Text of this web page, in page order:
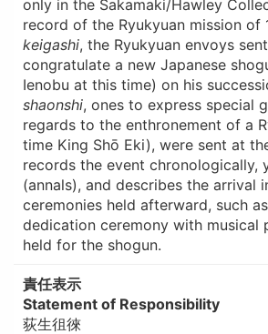
only in the Sakamaki/Hawley
record of the Ryukyuan mission of
keigashi, the Ryukyuan envoys
congratulate a new Japanese
Ienobu at this time) on his
shaonshi, ones to express special
regards to the enthronement of a
time King Shō Eki), were sent at
records the event chronologically,
(annals), and describes the arrival
ceremonies held afterward, such as
dedication ceremony with musical
held for the shogun.
責任表示
Statement of Responsibility
荻生徂徠